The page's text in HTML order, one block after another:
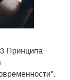
Принципа